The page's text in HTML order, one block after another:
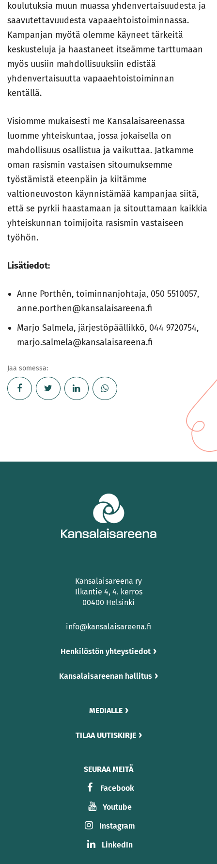
koulutuksia muun muassa yhdenvertaisuudesta ja
saavutettavuudesta vapaaehtoistoiminnassa.
Kampanjan myötä olemme käyneet tärkeitä
keskusteluja ja haastaneet itseämme tarttumaan
myös uusiin mahdollisuuksiin edistää
yhdenvertaisuutta vapaaehtoistoiminnan
kentällä.
Visiomme mukaisesti me Kansalaisareenassa
luomme yhteiskuntaa, jossa jokaisella on
mahdollisuus osallistua ja vaikuttaa. Jatkamme
oman rasismin vastaisen sitoumuksemme
työstämistä eteenpäin ja kiitämme
valtioneuvoston käynnistämää kampanjaa siitä,
että se pyrkii haastamaan ja sitouttamaan kaikkia
yhteiskunnan toimijoita rasismin vastaiseen
työhön.
Lisätiedot:
Anne Porthén, toiminnanjohtaja, 050 5510057,
anne.porthen@kansalaisareena.fi
Marjo Salmela, järjestöpäällikkö, 044 9720754,
marjo.salmela@kansalaisareena.fi
Jaa somessa:
Kansalaisareena ry
Ilkantie 4, 4. kerros
00400 Helsinki
info@kansalaisareena.fi
Henkilöstön yhteystiedot
Kansalaisareenan hallitus
MEDIALLE
TILAA UUTISKIRJE
SEURAA MEITÄ
Facebook
Youtube
Instagram
LinkedIn